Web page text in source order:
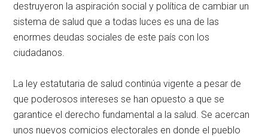
destruyeron la aspiración social y política de cambiar un
sistema de salud que a todas luces es una de las
enormes deudas sociales de este país con los
ciudadanos.
La ley estatutaria de salud continúa vigente a pesar de
que poderosos intereses se han opuesto a que se
garantice el derecho fundamental a la salud. Se acercan
unos nuevos comicios electorales en donde el pueblo